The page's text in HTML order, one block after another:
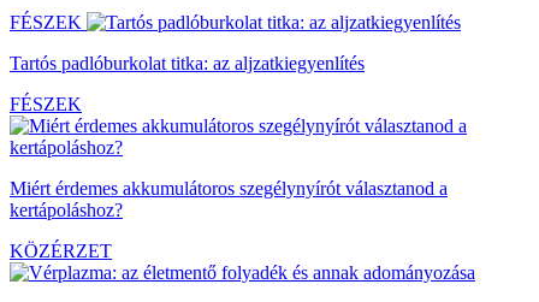
FÉSZEK
Tartós padlóburkolat titka: az aljzatkiegyenlítés
FÉSZEK
Miért érdemes akkumulátoros szegélynyírót választanod a
kertápoláshoz?
KÖZÉRZET